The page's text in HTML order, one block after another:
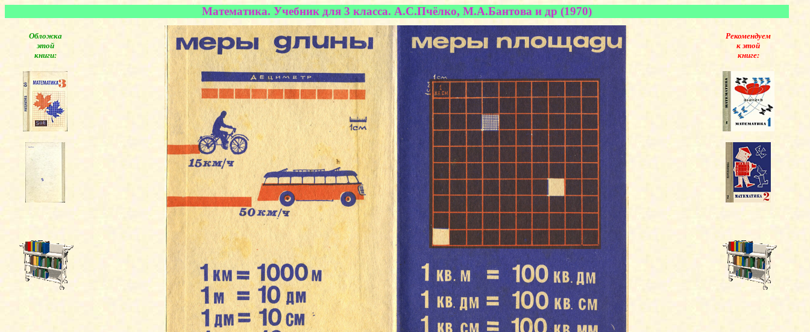
Математика. Учебник для 3 класса. А.С.Пчёлко, М.А.Бантова и др (1970)
Обложка
этой
книги:
Рекомендуем
к этой
книге: